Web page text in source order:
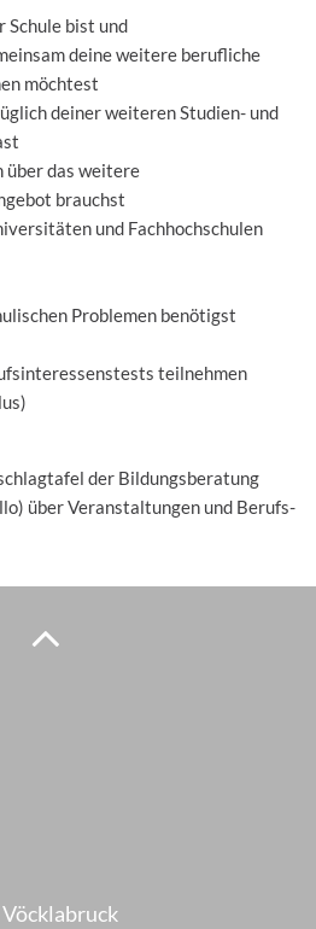
Schule bist und
deine weitere berufliche
möchtest
deiner weiteren Studien- und
über das weitere
brauchst
und Fachhochschulen
Problemen benötigst
teilnehmen
der Bildungsberatung
über Veranstaltungen und Berufs-